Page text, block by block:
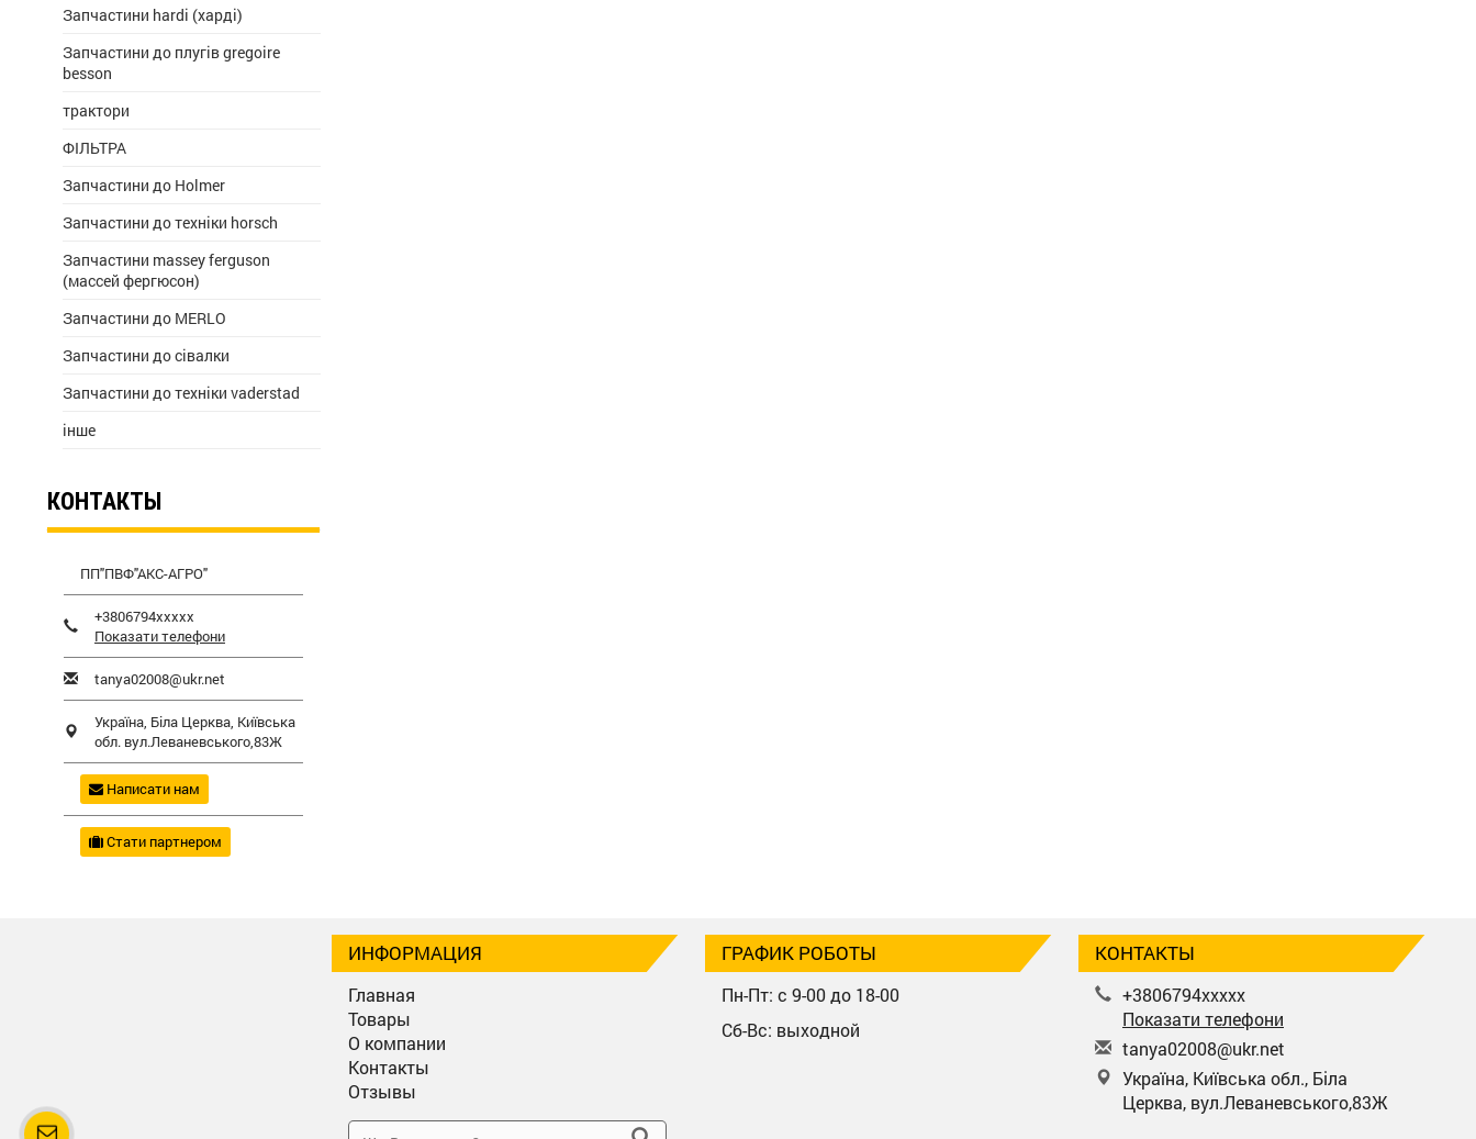
Запчастини hardi (харді)
Запчастини до плугів gregoire
besson
трактори
ФІЛЬТРА
Запчастини до Holmer
Запчастини до техніки horsch
Запчастини massey ferguson
(массей фергюсон)
Запчастини до MERLO
Запчастини до сівалки
Запчастини до техніки vaderstad
інше
КОНТАКТЫ
ПП"ПВФ"АКС-АГРО"
+3806794xxxxx
Показати телефони
tanya02008@ukr.net
Україна, Біла Церква, Київська
обл. вул.Леваневського,83Ж
Написати нам
Стати партнером
ИНФОРМАЦИЯ
Главная
Товары
О компании
Контакты
Отзывы
ГРАФИК РОБОТЫ
Пн-Пт: с 9-00 до 18-00
Сб-Вс: выходной
КОНТАКТЫ
+3806794xxxxx
Показати телефони
tanya02008@ukr.net
Україна, Київська обл., Біла
Церква, вул.Леваневського,83Ж